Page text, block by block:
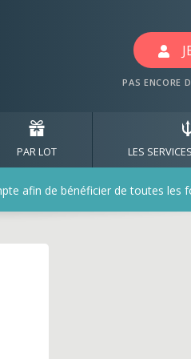
PAS ENCORE
PAR LOT LES
afin de bénéficier de toutes les